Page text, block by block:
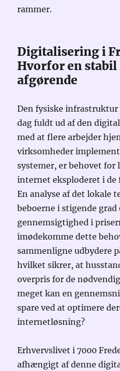
rammer.
Digitalisering i
Hvorfor en
afgørende
Den fysiske infrastruktur
dag fuldt ud af den
med at flere arbejder
virksomheder
systemer, er behovet
internet eksploderet i de
En analyse af det lokale
beboerne i stigende
gennemsigtighed i
imødekomme dette
sammenligne udbydere
hvilket sikrer, at
overpris for de
meget kan en
spare ved at optimere
internetløsning?
Erhvervslivet i 7000
afhængigt af denne